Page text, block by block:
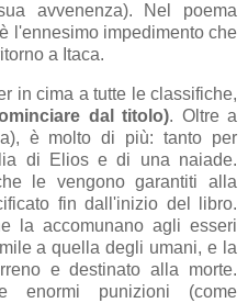
avvenenza). Nel poema
l'ennesimo impedimento che
a Itaca.
in cima a tutte le classifiche,
dal titolo). Oltre a
è molto di più: tanto per
di Elios e di una naiade.
le vengono garantiti alla
fin dall'inizio del libro.
la accomunano agli esseri
a quella degli umani, e la
e destinato alla morte.
enormi punizioni (come